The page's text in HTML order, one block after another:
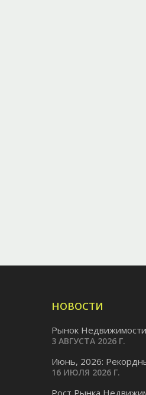
НОВОСТИ
Рынок
3 АВГУСТА 2026 Г.
Июнь, 2026:
16 ИЮЛЯ 2026 Г.
Pост Рынка